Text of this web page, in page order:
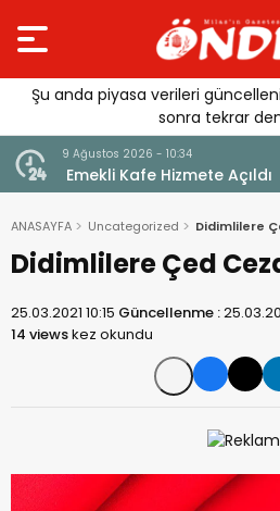
Şu anda piyasa verileri
sonra tekrar
9 Ağustos 2026 - 10:34
Emekli Kafe Hizmete Açıldı
ANASAYFA Uncategorized Didimlilere
Didimlilere Çed
25.03.2021 10:15 Güncellenme :
14 viewskez okundu